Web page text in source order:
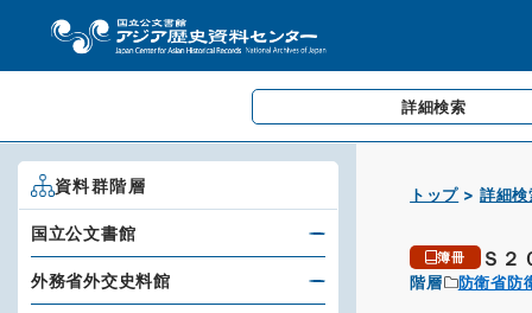
詳細検索
トップ 詳細検
簿冊 Ｓ
階層 防衛省防
資料群階層
国立公文書館
外務省外交史料館